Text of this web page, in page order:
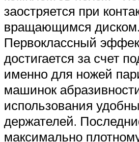
заостряется при
вращающимся диском.
Первоклассный
достигается за счет
именно для ножей
машинок
использования
держателей.
максимально